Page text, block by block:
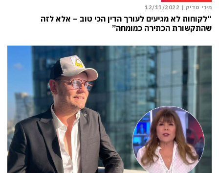
מירי סדיק | 12/11/2022
“לקוחות לא מגיעים לעורך הדין הכי טוב – אלא לזה
שהתקשורת הכתירה כמומחה”